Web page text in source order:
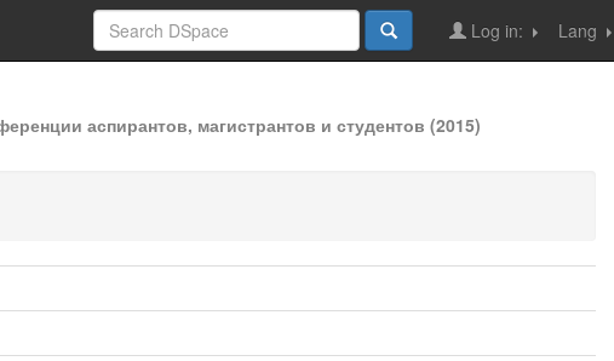
Lang
Log in:
аспирантов, магистрантов и студентов (2015)